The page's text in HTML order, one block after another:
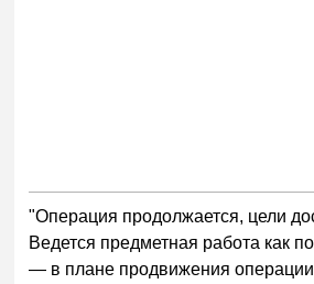
"Операция продолжается, цели
Ведется предметная работа как
— в плане продвижения